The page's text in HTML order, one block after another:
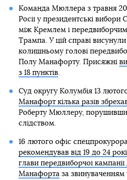
Команда Мюллера з травня
Росії у президентські вибори
між Кремлем і
Трампа. У цій справі
колишньому голові
Полу Манафорту. Присяжні
з 18 пунктів.
Суд округу Колумбія 13
Манафорт кілька разів
Роберту Мюллеру, порушивши
слідством.
16 лютого офіс
рекомендував від 19 до 24
глави передвиборчої
Манафорта за